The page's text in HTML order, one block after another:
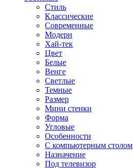
Стиль
Классические
Современные
Модерн
Хай-тек
Цвет
Белые
Венге
Светлые
Темные
Размер
Мини стенки
Форма
Угловые
Особенности
С компьютерным столом
Назначение
Под телевизор